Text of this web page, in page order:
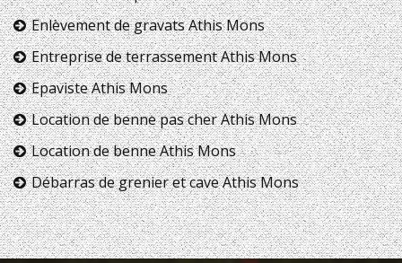
Enlèvement de gravats Athis Mons
Entreprise de terrassement Athis Mons
Epaviste Athis Mons
Location de benne pas cher Athis Mons
Location de benne Athis Mons
Débarras de grenier et cave Athis Mons